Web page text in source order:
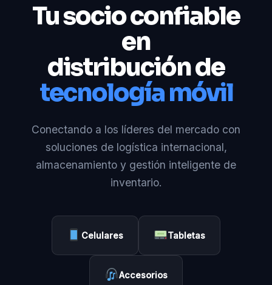
Tu socio confiable
en
distribución de
tecnología móvil
Conectando a los líderes del mercado con
soluciones de logística internacional,
almacenamiento y gestión inteligente de
inventario.
Celulares Tabletas
Accesorios